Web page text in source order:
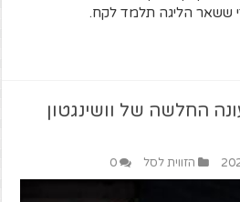
ששאר הליגה תלמד לקח.
החלשה של וושינגטון
הזווית לסל 0